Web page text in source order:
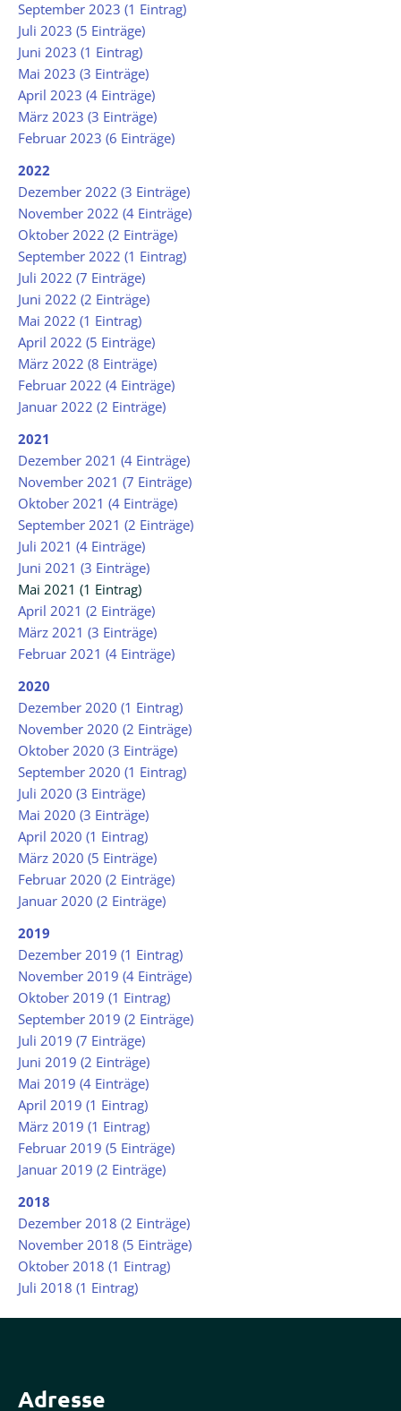
September 2023 (1 Eintrag)
Juli 2023 (5 Einträge)
Juni 2023 (1 Eintrag)
Mai 2023 (3 Einträge)
April 2023 (4 Einträge)
März 2023 (3 Einträge)
Februar 2023 (6 Einträge)
2022
Dezember 2022 (3 Einträge)
November 2022 (4 Einträge)
Oktober 2022 (2 Einträge)
September 2022 (1 Eintrag)
Juli 2022 (7 Einträge)
Juni 2022 (2 Einträge)
Mai 2022 (1 Eintrag)
April 2022 (5 Einträge)
März 2022 (8 Einträge)
Februar 2022 (4 Einträge)
Januar 2022 (2 Einträge)
2021
Dezember 2021 (4 Einträge)
November 2021 (7 Einträge)
Oktober 2021 (4 Einträge)
September 2021 (2 Einträge)
Juli 2021 (4 Einträge)
Juni 2021 (3 Einträge)
Mai 2021 (1 Eintrag)
April 2021 (2 Einträge)
März 2021 (3 Einträge)
Februar 2021 (4 Einträge)
2020
Dezember 2020 (1 Eintrag)
November 2020 (2 Einträge)
Oktober 2020 (3 Einträge)
September 2020 (1 Eintrag)
Juli 2020 (3 Einträge)
Mai 2020 (3 Einträge)
April 2020 (1 Eintrag)
März 2020 (5 Einträge)
Februar 2020 (2 Einträge)
Januar 2020 (2 Einträge)
2019
Dezember 2019 (1 Eintrag)
November 2019 (4 Einträge)
Oktober 2019 (1 Eintrag)
September 2019 (2 Einträge)
Juli 2019 (7 Einträge)
Juni 2019 (2 Einträge)
Mai 2019 (4 Einträge)
April 2019 (1 Eintrag)
März 2019 (1 Eintrag)
Februar 2019 (5 Einträge)
Januar 2019 (2 Einträge)
2018
Dezember 2018 (2 Einträge)
November 2018 (5 Einträge)
Oktober 2018 (1 Eintrag)
Juli 2018 (1 Eintrag)
Adresse